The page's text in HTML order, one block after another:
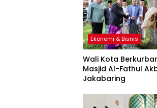
Ekonomi & Bisnis
Wali Kota
Masjid Al-Fathul
Jakabaring